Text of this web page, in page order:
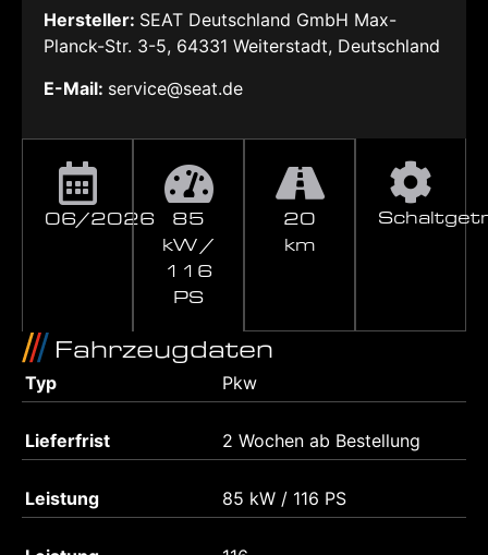
06/2026
85
kW /
116
PS
20
km
Fahrzeugdaten
Typ Pkw
Lieferfrist 2 Wochen ab Bestellung
Leistung 85 kW / 116 PS
Hersteller: SEAT Deutschland GmbH Max-
Planck-Str. 3-5, 64331 Weiterstadt, Deutschland
E-Mail: service@seat.de